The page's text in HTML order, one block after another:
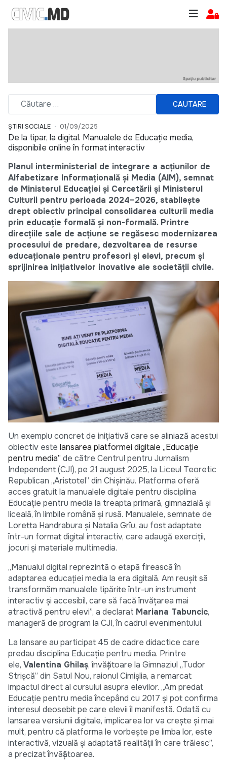
CAUTARE
ȘTIRI SOCIALE 01/09/2025
De la tipar, la digital. Manualele de Educație media,
disponibile online în format interactiv
Planul interministerial de integrare a acțiunilor de
Alfabetizare Informațională și Media (AIM), semnat
de Ministerul Educației și Cercetării și Ministerul
Culturii pentru perioada 2024–2026, stabilește
drept obiectiv principal consolidarea culturii media
prin educație formală și non-formală. Printre
direcțiile sale de acțiune se regăsesc modernizarea
procesului de predare, dezvoltarea de resurse
educaționale pentru profesori și elevi, precum și
sprijinirea inițiativelor inovative ale societății civile.
Un exemplu concret de inițiativă care se aliniază acestui
obiectiv este lansarea platformei digitale „Educație
pentru media” de către Centrul pentru Jurnalism
Independent (CJI), pe 21 august 2025, la Liceul Teoretic
Republican „Aristotel” din Chișinău. Platforma oferă
acces gratuit la manualele digitale pentru disciplina
Educație pentru media la treapta primară, gimnazială și
liceală, în limbile română și rusă. Manualele, semnate de
Loretta Handrabura și Natalia Grîu, au fost adaptate
într-un format digital interactiv, care adaugă exerciții,
jocuri și materiale multimedia.
„Manualul digital reprezintă o etapă firească în
adaptarea educației media la era digitală. Am reușit să
transformăm manualele tipărite într-un instrument
interactiv și accesibil, care să facă învățarea mai
atractivă pentru elevi”, a declarat Mariana Tabuncic,
manageră de program la CJI, în cadrul evenimentului.
La lansare au participat 45 de cadre didactice care
predau disciplina Educație pentru media. Printre
ele, Valentina Ghilaș, învățătoare la Gimnaziul „Tudor
Strișcă” din Satul Nou, raionul Cimișlia, a remarcat
impactul direct al cursului asupra elevilor. „Am predat
Educație pentru media începând cu 2017 și pot confirma
interesul deosebit pe care elevii îl manifestă. Odată cu
lansarea versiunii digitale, implicarea lor va crește și mai
mult, pentru că platforma le vorbește pe limba lor, este
interactivă, vizuală și adaptată realității în care trăiesc”,
a precizat învățătoarea.